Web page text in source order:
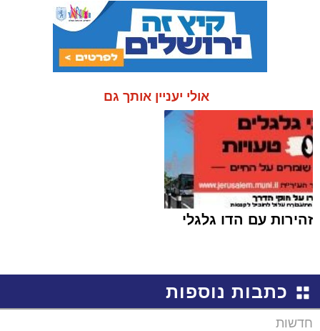
אולי יעניין אותך גם
זהירות עם הדו גלגלי
כתבות נוספות
חדשות